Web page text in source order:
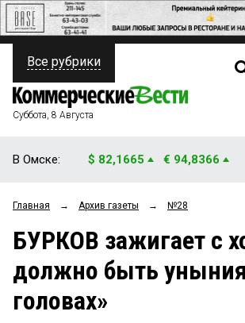
ПОЛИТИКА
ФИНАНСЫ
ОБЩЕСТВО
ЗАКОН
Блоги
Все рубрики
Суббота, 8 Августа
В Омске: $ 82,1665 € 94,8366
Главная → Архив газеты → №28
БУРКОВ зажигает с
должно быть
головах»